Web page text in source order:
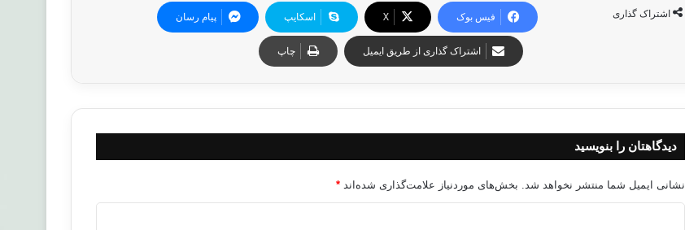
اشتراک گذاری فیس بوک X اسکایپ پیام رسان
اشتراک گذاری از طریق ایمیل چاپ
دیدگاهتان را بنویسید
نشانی ایمیل شما منتشر نخواهد شد. بخش‌های موردنیاز علامت‌گذاری شده‌اند *